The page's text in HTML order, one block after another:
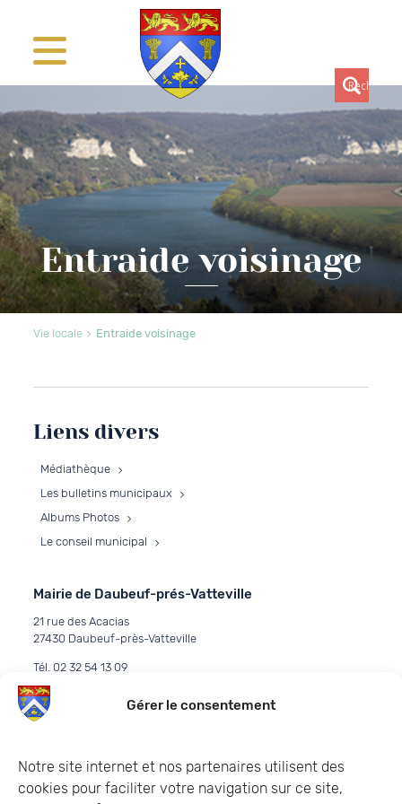
Gérer le consentement
Notre site internet et nos partenaires utilisent des
cookies pour faciliter votre navigation sur ce site,
Entraide voisinage
Vie locale Entraide voisinage
Liens divers
Médiathèque
Les bulletins municipaux
Albums Photos
Le conseil municipal
Mairie de Daubeuf-prés-Vatteville
21 rue des Acacias
27430 Daubeuf-près-Vatteville
Tél. 02 32 54 13 09
E-mail :
Contacter la mairie
Horaires d’ouverture
Les permanences de la mairie: